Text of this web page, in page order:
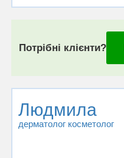
Потрібні клієнти?
Людмила
дерматолог косметолог